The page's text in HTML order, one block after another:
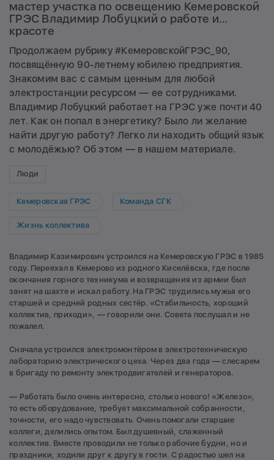
мастер участка по освещению Кемеровской
ГРЭС Владимир Лобуцкий о работе и…
красоте
Продолжаем рубрику #КемеровскойГРЭС_90,
посвящённую 90-летнему юбилею предприятия.
Знакомим вас с самым ценным для любой
электростанции ресурсом — ее сотрудниками.
Владимир Лобуцкий работает на ГРЭС уже почти 40
лет. Как он попал в энергетику? Было ли желание
найти другую работу? Легко ли находить общий язык
с молодёжью? Об этом — в нашем материале.
Люди
Кемеровская ГРЭС Команда СГК
Жизнь коллектива
Владимир Казимирович устроился на Кемеровскую ГРЭС в 1985
году. Переехал в Кемерово из родного Киселёвска, где после
окончания горного техникума и возвращения из армии был
занят на шахте и искал работу. На ГРЭС трудились мужья его
старшей и средней родных сестёр. «Стабильность, хороший
коллектив, приходи», — говорили они. Совета послушал и не
пожалел.
Сначала устроился электромонтёром в электротехническую
лабораторию электрического цеха. Через два года — слесарем
в бригаду по ремонту электродвигателей и генераторов.
— Работать было очень интересно, столько нового! «Железо»,
то есть оборудование, требует максимальной собранности,
точности, его надо чувствовать. Очень помогали старшие
коллеги, делились опытом. Был душевный, слаженный
коллектив. Вместе проводили не только рабочие будни, но и
праздники, ходили друг к другу в гости. С радостью шел на